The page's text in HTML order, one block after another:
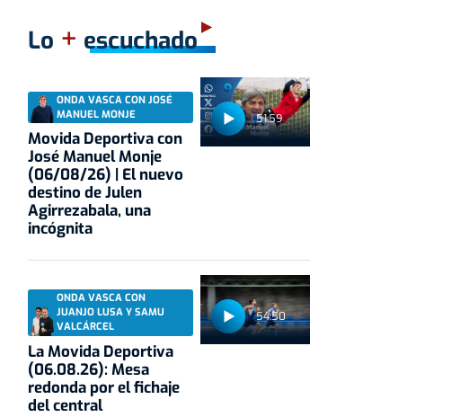
Lo + escuchado
51:59
ONDA VASCA CON JOSÉ
MANUEL MONJE
Movida Deportiva con
José Manuel Monje
(06/08/26) | El nuevo
destino de Julen
Agirrezabala, una
incógnita
54:50
ONDA VASCA CON
JUANJO LUSA Y SAMU
VALCÁRCEL
La Movida Deportiva
(06.08.26): Mesa
redonda por el fichaje
del central